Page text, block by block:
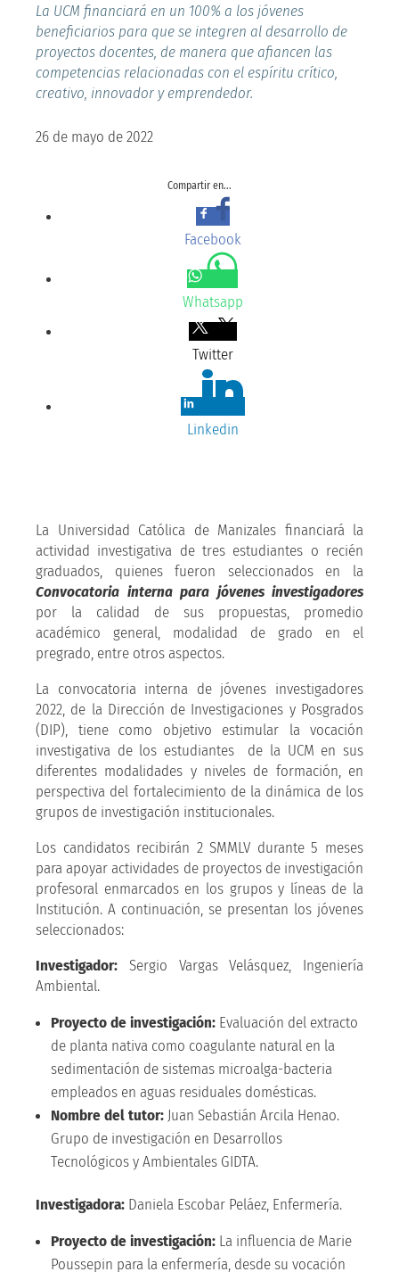
La UCM financiará en un 100% a los jóvenes
beneficiarios para que se integren al desarrollo de
proyectos docentes, de manera que afiancen las
competencias relacionadas con el espíritu crítico,
creativo, innovador y emprendedor.
26 de mayo de 2022
Compartir en...
Facebook
Whatsapp
Twitter
Linkedin
La Universidad Católica de Manizales financiará la
actividad investigativa de tres estudiantes o recién
graduados, quienes fueron seleccionados en la
Convocatoria interna para jóvenes investigadores
por la calidad de sus propuestas, promedio
académico general, modalidad de grado en el
pregrado, entre otros aspectos.
La convocatoria interna de jóvenes investigadores
2022, de la Dirección de Investigaciones y Posgrados
(DIP), tiene como objetivo estimular la vocación
investigativa de los estudiantes de la UCM en sus
diferentes modalidades y niveles de formación, en
perspectiva del fortalecimiento de la dinámica de los
grupos de investigación institucionales.
Los candidatos recibirán 2 SMMLV durante 5 meses
para apoyar actividades de proyectos de investigación
profesoral enmarcados en los grupos y líneas de la
Institución. A continuación, se presentan los jóvenes
seleccionados:
Investigador: Sergio Vargas Velásquez, Ingeniería
Ambiental.
Proyecto de investigación: Evaluación del extracto
de planta nativa como coagulante natural en la
sedimentación de sistemas microalga-bacteria
empleados en aguas residuales domésticas.
Nombre del tutor: Juan Sebastián Arcila Henao.
Grupo de investigación en Desarrollos
Tecnológicos y Ambientales GIDTA.
Investigadora: Daniela Escobar Peláez, Enfermería.
Proyecto de investigación: La influencia de Marie
Poussepin para la enfermería, desde su vocación